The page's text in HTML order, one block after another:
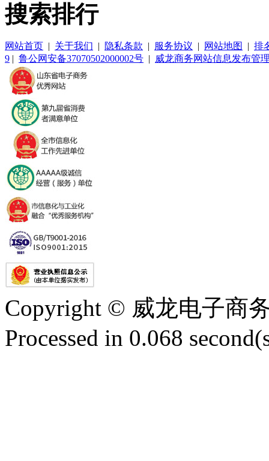
搜索排行
网站首页 | 关于我们 | 隐私条款 | 服务协议 | 网站地图 | 排
9 | 鲁公网安备37070502000002号 | 威龙商务网站信息发布管
Copyright © 威龙电子商
Processed in 0.068